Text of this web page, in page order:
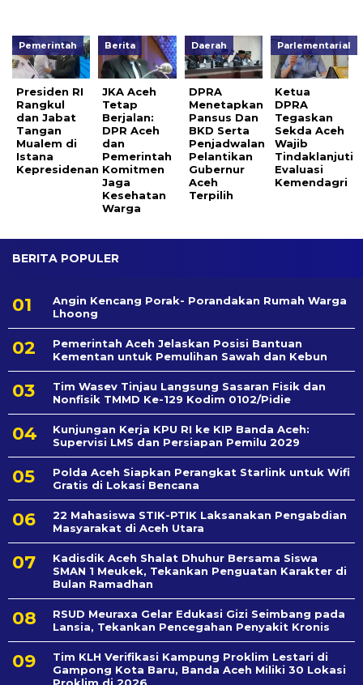
Pemerintah
Presiden RI
Rangkul
dan Jabat
Tangan
Mualem di
Istana
Kepresidenan
Berita
JKA Aceh
Tetap
Berjalan:
DPR Aceh
dan
Pemerintah
Komitmen
Jaga
Kesehatan
Warga
Daerah
DPRA
Menetapkan
Pansus Dan
BKD Serta
Penjadwalan
Pelantikan
Gubernur
Aceh
Terpilih
Parlementarial
Ketua
DPRA
Tegaskan
Sekda Aceh
Wajib
Tindaklanjuti
Evaluasi
Kemendagri
BERITA POPULER
Angin Kencang Porak- Porandakan Rumah Warga
Lhoong
Pemerintah Aceh Jelaskan Posisi Bantuan
Kementan untuk Pemulihan Sawah dan Kebun
Tim Wasev Tinjau Langsung Sasaran Fisik dan
Nonfisik TMMD Ke-129 Kodim 0102/Pidie
Kunjungan Kerja KPU RI ke KIP Banda Aceh:
Supervisi LMS dan Persiapan Pemilu 2029
Polda Aceh Siapkan Perangkat Starlink untuk Wifi
Gratis di Lokasi Bencana
22 Mahasiswa STIK-PTIK Laksanakan Pengabdian
Masyarakat di Aceh Utara
Kadisdik Aceh Shalat Dhuhur Bersama Siswa
SMAN 1 Meukek, Tekankan Penguatan Karakter di
Bulan Ramadhan
RSUD Meuraxa Gelar Edukasi Gizi Seimbang pada
Lansia, Tekankan Pencegahan Penyakit Kronis
Tim KLH Verifikasi Kampung Proklim Lestari di
Gampong Kota Baru, Banda Aceh Miliki 30 Lokasi
Proklim di 2026